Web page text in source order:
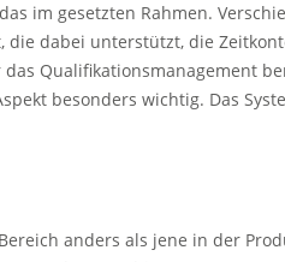
gesetzten Rahmen.
dabei unterstützt, die
besonders wichtig. Das
anders als jene in